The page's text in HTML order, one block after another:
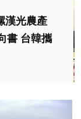
漢光農產
書 台韓攜